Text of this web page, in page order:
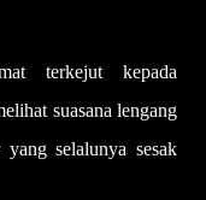
terkejut kepada
suasana lengang
selalunya sesak